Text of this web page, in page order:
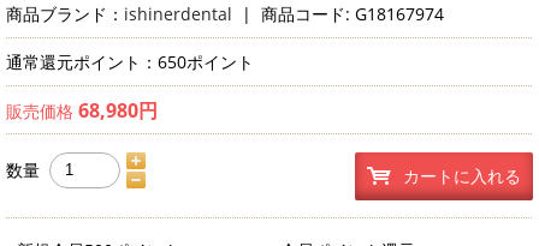
商品ブランド： ishinerdental | 商品コード: G18167974
通常還元ポイント：650ポイント
販売価格 68,980円
数量 カートに入れる